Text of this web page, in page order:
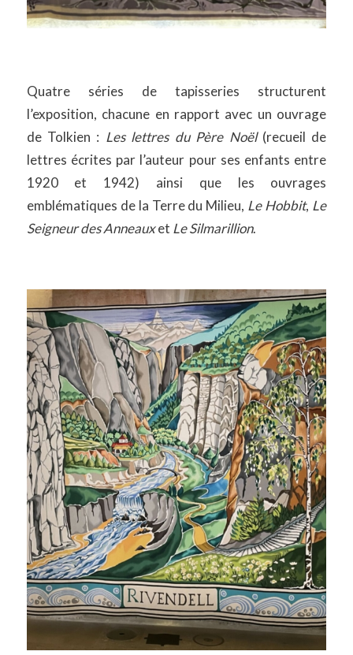
Quatre séries de tapisseries structurent
l’exposition, chacune en rapport avec un ouvrage
de Tolkien : Les lettres du Père Noël(recueil de
lettres écrites par l’auteur pour ses enfants entre
1920 et 1942) ainsi que les ouvrages
emblématiques de la Terre du Milieu, Le Hobbit, Le
Seigneur des Anneauxet Le Silmarillion.